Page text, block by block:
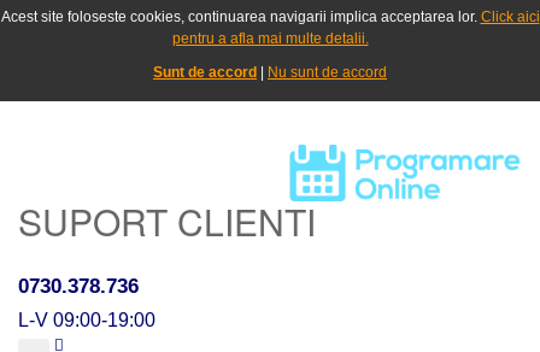
Acest site foloseste cookies, continuarea navigarii implica acceptarea lor. Click aici
pentru a afla mai multe detalii.
Sunt de accord
Nu sunt de accord
SUPORT CLIENTI
0730.378.736
L-V 09:00-19:00